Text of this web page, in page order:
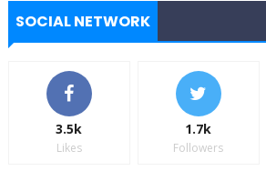
SOCIAL NETWORK
3.5k
Likes
1.7k
Followers